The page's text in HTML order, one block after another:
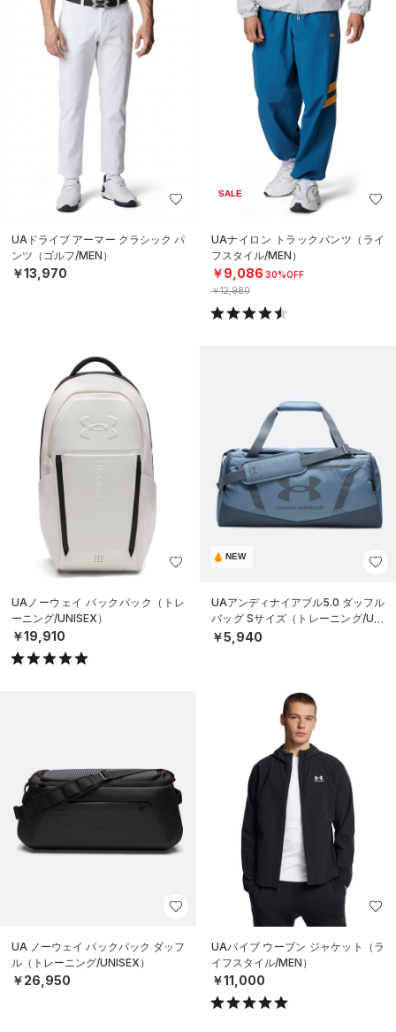
UAドライブ アーマー クラシック パ
ンツ（ゴルフ/MEN）
￥13,970
SALE
UAナイロン トラックパンツ（ライ
フスタイル/MEN）
￥9,086 30%OFF
￥12,980
UAノーウェイ バックパック（トレ
ーニング/UNISEX）
￥19,910
NEW
UAアンディナイアブル5.0 ダッフル
バッグ Sサイズ（トレーニング/UNI
SEX）
￥5,940
UA ノーウェイ バックパック ダッフ
ル（トレーニング/UNISEX）
￥26,950
UAバイブ ウーブン ジャケット（ラ
イフスタイル/MEN）
￥11,000